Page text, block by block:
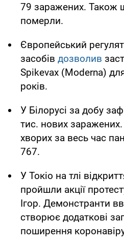
79 заражених. Також
померли.
Європейський
засобів дозволив
Spikevax (Moderna)
років.
У Білорусі за добу
тис. нових заражених.
хворих за весь час
767.
У Токіо на тлі
пройшли акції
Ігор. Демонстранти
створює додаткові
поширення